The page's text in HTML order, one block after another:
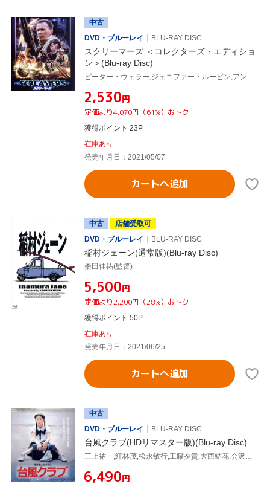
中古
DVD・ブルーレイ
BLU-RAY DISC
スクリーマーズ ＜コレクターズ・エディショ
ン＞(Blu-ray Disc)
ピーター・ウェラー,ジェニファー・ルービン,アンディ・ラウアー,チャールズ・パウエル,ロイ・デュプイ,クリスチャン・デュゲイ(監督),フィリップ・K・ディック(原作),ノーマンド・コーベイル(音楽)
¥2,530円
定価より4,070円（61%）おトク
獲得ポイント 23P
在庫あり
発売年月日：2021/05/07
カートへ追加
中古
店舗受取可
DVD・ブルーレイ
BLU-RAY DISC
稲村ジェーン(通常版)(Blu-ray Disc)
桑田佳祐(監督)
¥5,500円
定価より2,200円（28%）おトク
獲得ポイント 50P
在庫あり
発売年月日：2021/06/25
カートへ追加
中古
DVD・ブルーレイ
BLU-RAY DISC
台風クラブ(HDリマスター版)(Blu-ray Disc)
三上祐一,紅林茂,松永敏行,工藤夕貴,大西結花,会沢朋子,相米慎二(監督),三枝成彰(音楽)
¥6,490円